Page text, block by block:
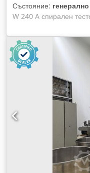
Състояние:
W 240 A спирален
Двускоростно
инвертор Оригинален
Скребок за тесто
време за месене Бързи
По-ниско затопляне
Боядисана
Производителност с